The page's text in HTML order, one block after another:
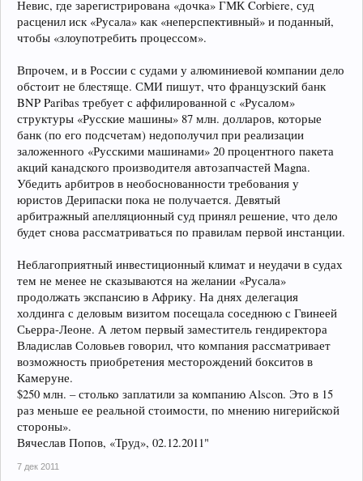
Невис, где зарегистрирована «дочка» ГМК Corbiere, суд
расценил иск «Русала» как «неперспективный» и поданный,
чтобы «злоупотребить процессом».
Впрочем, и в России с судами у алюминиевой компании дело
обстоит не блестяще. СМИ пишут, что французский банк
BNP Paribas требует с аффилированной с «Русалом»
структуры «Русские машины» 87 млн. долларов, которые
банк (по его подсчетам) недополучил при реализации
заложенного «Русскими машинами» 20 процентного пакета
акций канадского производителя автозапчастей Magna.
Убедить арбитров в необоснованности требования у
юристов Дерипаски пока не получается. Девятый
арбитражный апелляционный суд принял решение, что дело
будет снова рассматриваться по правилам первой инстанции.
Неблагоприятный инвестиционный климат и неудачи в судах
тем не менее не сказываются на желании «Русала»
продолжать экспансию в Африку. На днях делегация
холдинга с деловым визитом посещала соседнюю с Гвинеей
Сьерра-Леоне. А летом первый заместитель гендиректора
Владислав Соловьев говорил, что компания рассматривает
возможность приобретения месторождений бокситов в
Камеруне.
$250 млн. – столько заплатили за компанию Alscon. Это в 15
раз меньше ее реальной стоимости, по мнению нигерийской
стороны».
Вячеслав Попов, «Труд», 02.12.2011"
7 дек 2011